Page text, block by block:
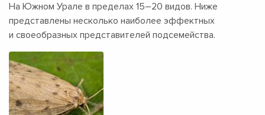
На Южном Урале в пределах 15–20 видов. Ниже
представлены несколько наиболее эффектных
и своеобразных представителей подсемейства.